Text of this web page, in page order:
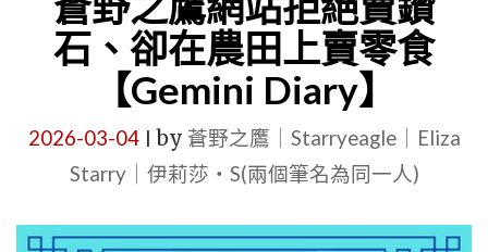
網
站
星
空
字
石、卻在農田上賣零食
【Gemini Diary】
2026-03-04| by 蒼野之鷹｜Starryeagle｜Eliza
Starry｜伊莉莎・S(兩個筆名為同一人)